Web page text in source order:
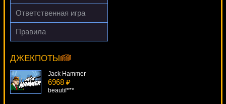
DenisVS***
Ответственная игра
Правила
ДЖЕКПОТЫ
Mystery Planet
beautif***
Jack Hammer
6968 ₽
beautif***